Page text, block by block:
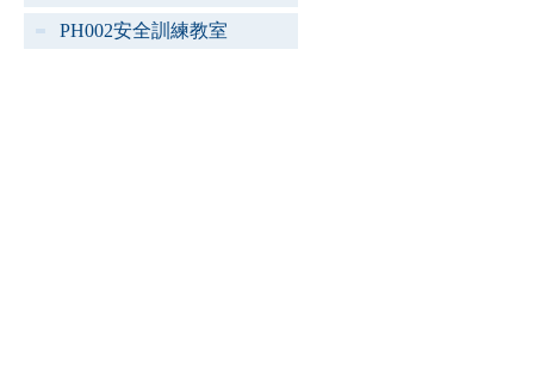
PH002安全訓練教室